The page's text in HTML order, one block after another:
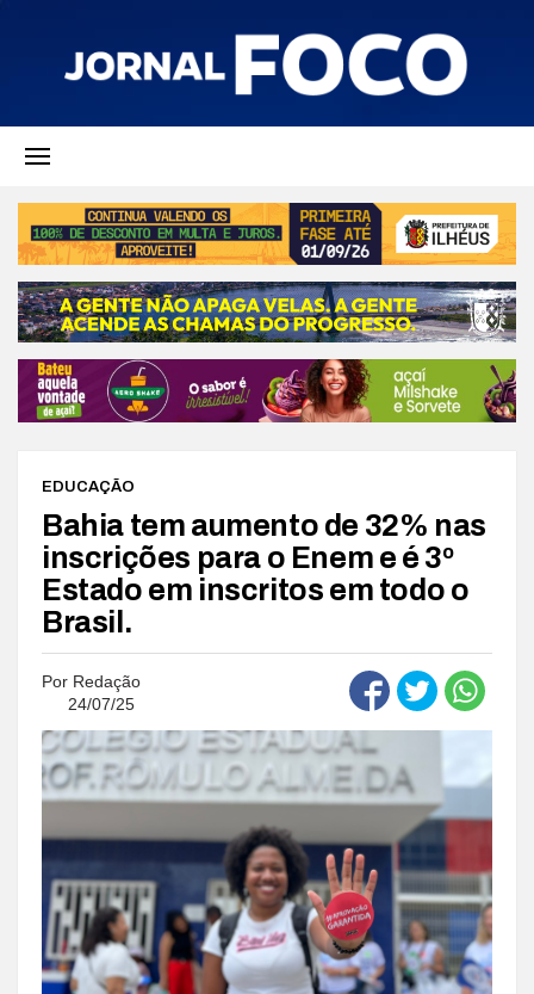
EDUCAÇÃO
Bahia tem aumento de 32% nas
inscrições para o Enem e é 3º
Estado em inscritos em todo o
Brasil.
Por Redação
24/07/25